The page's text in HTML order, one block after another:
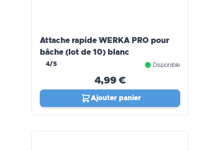
Attache rapide WERKA PRO pour
bâche (lot de 10) blanc
4/5 Disponible
4,99 €
Ajouter panier